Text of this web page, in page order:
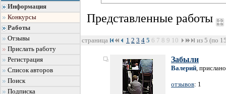
Информация
Конкурсы
Работы
Отзывы
Прислать работу
Регистрация
Список авторов
Поиск
Подписка
Представленные работы
страница 1 2 3 4 5 6 7 8 9 10 из 5 (по
Забыли
Валерий,
отзывов: 1